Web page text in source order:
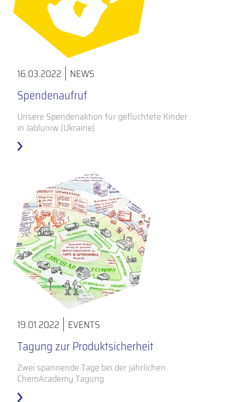
16.03.2022 NEWS
Spendenaufruf
Unsere Spendenaktion für geflüchtete Kinder
in Jabluniw (Ukraine)
19.01.2022 EVENTS
Tagung zur Produktsicherheit
Zwei spannende Tage bei der jährlichen
ChemAcademy Tagung